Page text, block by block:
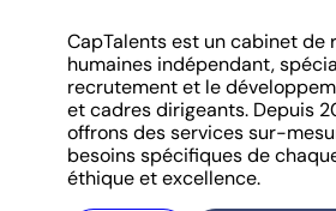
CapTalents est un cabinet de
humaines indépendant,
recrutement et le
et cadres dirigeants. Depuis
offrons des services sur-
besoins spécifiques de
éthique et excellence.